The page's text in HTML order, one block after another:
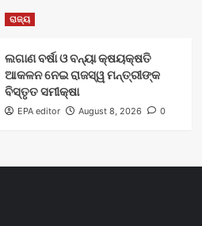
ରାଜ୍ୟ
ଲଗାଣ ବର୍ଷା ଓ ବନ୍ୟା କ୍ଷୟକ୍ଷତି
ଆକଳନ ନେଇ ରାଜସ୍ୱ ମନ୍ତ୍ରୀଙ୍କ
ବିସ୍ତୃତ ସମୀକ୍ଷା
EPA editor August 8, 2026 0